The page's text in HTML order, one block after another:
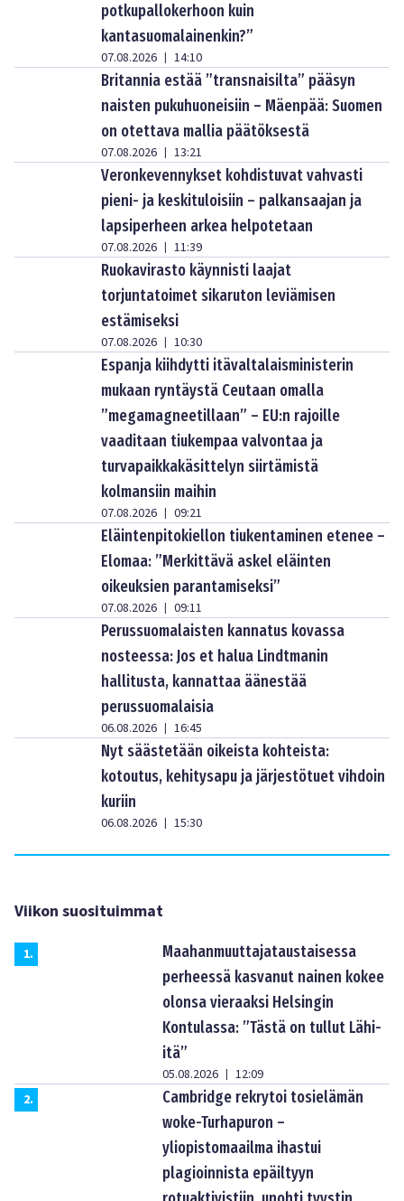
potkupallokerhoon kuin
kantasuomalainenkin?”
07.08.2026 | 14:10
Britannia estää ”transnaisilta” pääsyn
naisten pukuhuoneisiin – Mäenpää: Suomen
on otettava mallia päätöksestä
07.08.2026 | 13:21
Veronkevennykset kohdistuvat vahvasti
pieni- ja keskituloisiin – palkansaajan ja
lapsiperheen arkea helpotetaan
07.08.2026 | 11:39
Ruokavirasto käynnisti laajat
torjuntatoimet sikaruton leviämisen
estämiseksi
07.08.2026 | 10:30
Espanja kiihdytti itävaltalaisministerin
mukaan ryntäystä Ceutaan omalla
”megamagneetillaan” – EU:n rajoille
vaaditaan tiukempaa valvontaa ja
turvapaikkakäsittelyn siirtämistä
kolmansiin maihin
07.08.2026 | 09:21
Eläintenpitokiellon tiukentaminen etenee –
Elomaa: ”Merkittävä askel eläinten
oikeuksien parantamiseksi”
07.08.2026 | 09:11
Perussuomalaisten kannatus kovassa
nosteessa: Jos et halua Lindtmanin
hallitusta, kannattaa äänestää
perussuomalaisia
06.08.2026 | 16:45
Nyt säästetään oikeista kohteista:
kotoutus, kehitysapu ja järjestötuet vihdoin
kuriin
06.08.2026 | 15:30
Viikon suosituimmat
1.
Maahanmuuttajataustaisessa
perheessä kasvanut nainen kokee
olonsa vieraaksi Helsingin
Kontulassa: ”Tästä on tullut Lähi-
itä”
05.08.2026 | 12:09
2.
Cambridge rekrytoi tosielämän
woke-Turhapuron –
yliopistomaailma ihastui
plagioinnista epäiltyyn